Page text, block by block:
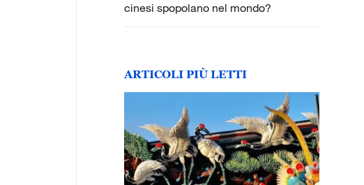
cinesi spopolano nel mondo?
ARTICOLI PIÙ LETTI